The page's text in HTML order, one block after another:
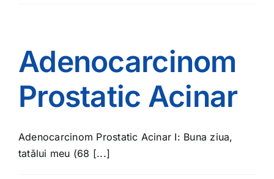
Adenocarcinom
Prostatic Acinar
Adenocarcinom Prostatic Acinar I: Buna ziua,
tatălui meu (68 [...]